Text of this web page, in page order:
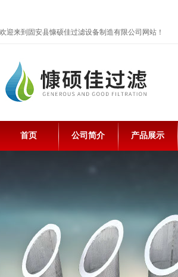
欢迎来到固安县慷硕佳过滤设备制造有限公司网站！
首页 公司简介 产品展示